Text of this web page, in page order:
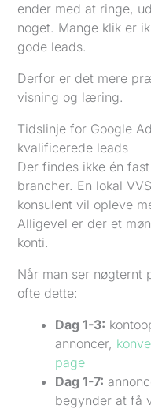
ender med at ringe,
noget. Mange klik er
gode leads.
Derfor er det mere
visning og læring.
Tidslinje for Google
kvalificerede leads
Der findes ikke én
brancher. En lokal
konsulent vil opleve
Alligevel er der et
konti.
Når man ser nøgternt
ofte dette:
Dag 1-3:
annoncer,
page
Dag 1-7:
begynder at få